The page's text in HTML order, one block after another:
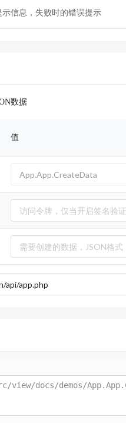
示信息，失败时的错误提示
数据
值
view/docs/demos/